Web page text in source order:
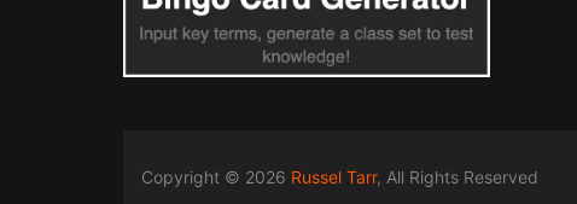
Copyright © 2026 Russel Tarr, All Rights Reserved